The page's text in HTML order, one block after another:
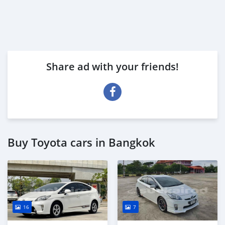
Share ad with your friends!
Buy Toyota cars in Bangkok
16 7